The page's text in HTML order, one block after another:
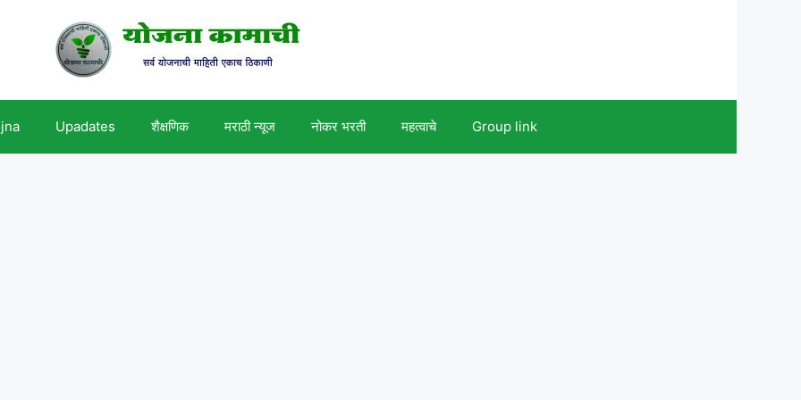
Upadates शैक्षणिक मराठी न्यूज नोकर भरती महत्वाचे Group link